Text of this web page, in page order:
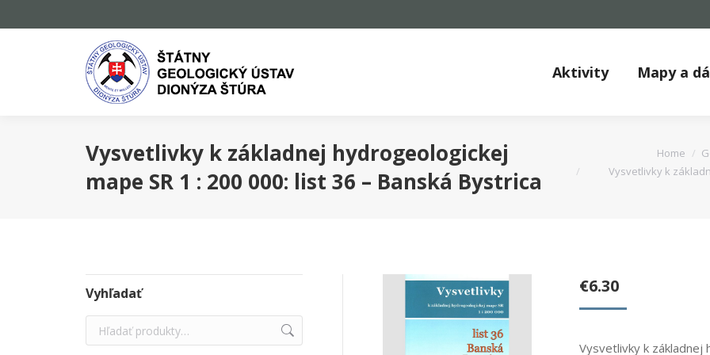
Aktivity Mapy a
Vysvetlivky k základnej hydrogeologickej
mape SR 1 : 200 000: list 36 – Banská Bystrica
Home
Vysvetlivky k
€6.30
Vysvetlivky k základnej
Vyhľadať